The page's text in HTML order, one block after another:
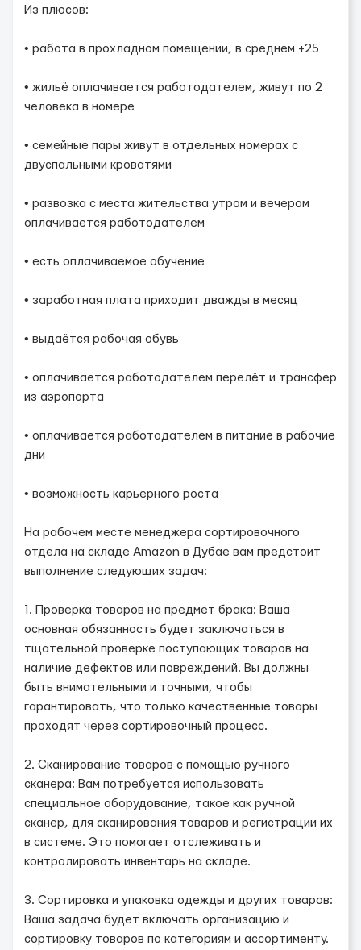
Из плюсов:
• работа в прохладном помещении, в среднем +25
• жильё оплачивается работодателем, живут по 2
человека в номере
• семейные пары живут в отдельных номерах с
двуспальными кроватями
• развозка с места жительства утром и вечером
оплачивается работодателем
• есть оплачиваемое обучение
• заработная плата приходит дважды в месяц
• выдаётся рабочая обувь
• оплачивается работодателем перелёт и трансфер
из аэропорта
• оплачивается работодателем в питание в рабочие
дни
• возможность карьерного роста
На рабочем месте менеджера сортировочного
отдела на складе Amazon в Дубае вам предстоит
выполнение следующих задач:
1. Проверка товаров на предмет брака: Ваша
основная обязанность будет заключаться в
тщательной проверке поступающих товаров на
наличие дефектов или повреждений. Вы должны
быть внимательными и точными, чтобы
гарантировать, что только качественные товары
проходят через сортировочный процесс.
2. Сканирование товаров с помощью ручного
сканера: Вам потребуется использовать
специальное оборудование, такое как ручной
сканер, для сканирования товаров и регистрации их
в системе. Это помогает отслеживать и
контролировать инвентарь на складе.
3. Сортировка и упаковка одежды и других товаров:
Ваша задача будет включать организацию и
сортировку товаров по категориям и ассортименту.